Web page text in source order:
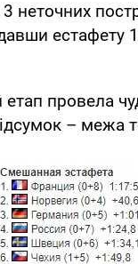
провела
– межа